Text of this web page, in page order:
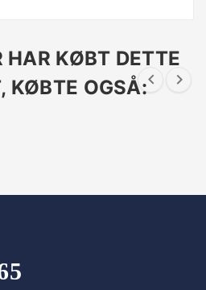
HAR KØBT DETTE
KØBTE OGSÅ: 